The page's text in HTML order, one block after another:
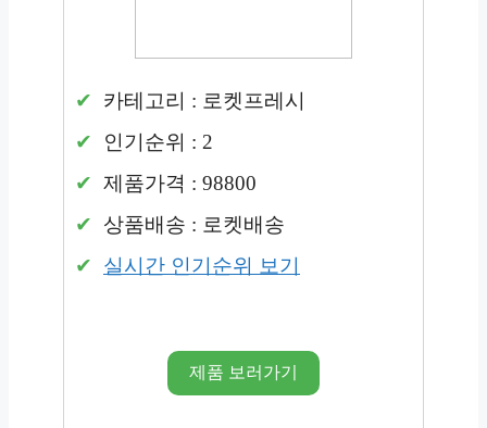
카테고리 : 로켓프레시
인기순위 : 2
제품가격 : 98800
상품배송 : 로켓배송
실시간 인기순위 보기
제품 보러가기